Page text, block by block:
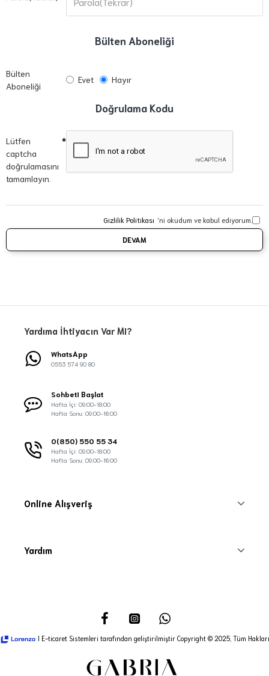
Bülten Aboneliği
Bülten
Aboneliği
Evet Hayır
Doğrulama Kodu
Lütfen
captcha
doğrulamasını
tamamlayın.
Gizlilik Politikası 'ni okudum ve kabul ediyorum.
DEVAM
Yardıma İhtiyacın Var MI?
WhatsApp
0553 574 90 80
Sohbeti Başlat
Hafta İçi: 09:00-18:00
Hafta Sonu: 09:00-16:00
0(850) 550 55 34
Hafta İçi: 09:00-18:00
Hafta Sonu: 09:00-16:00
Online Alışveriş
Yardım
I E-ticaret Sistemleri tarafından geliştirilmiştir Copyright © 2025, Tüm Hakları